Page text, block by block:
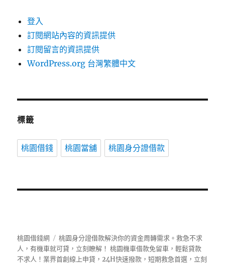
登入
訂閱網站內容的資訊提供
訂閱留言的資訊提供
WordPress.org 台灣繁體中文
標籤
桃園借錢 桃園當舖 桃園身分證借款
桃園借錢網
桃園身分證借款解決你的資金周轉需求。救急不求
人，有機車就可貸，立刻瞭解！ 桃園機車借款免留車，輕鬆貸款
不求人！業界首創線上申貸，24H快速撥款，短期救急首選，立刻